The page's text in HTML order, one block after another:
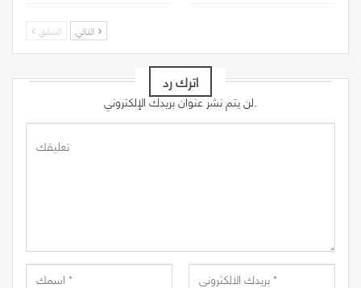
السابق
اترك رد
لن يتم نشر عنوان بريدك الإلكتروني.